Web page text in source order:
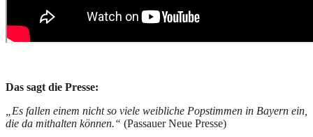
Das sagt die Presse:
„Es fallen einem nicht so viele weibliche Popstimmen in Bayern ein,
die da mithalten können.“ (Passauer Neue Presse)